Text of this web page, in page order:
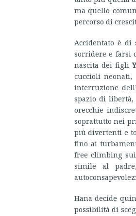
ma quello
percorso di
Accidentato è
sorridere e farsi
nascita dei figli
cuccioli
interruzione
spazio di
orecchie
soprattutto nei
più divertenti e
fino ai
free climbing
simile al
Hana decide
possibilità di